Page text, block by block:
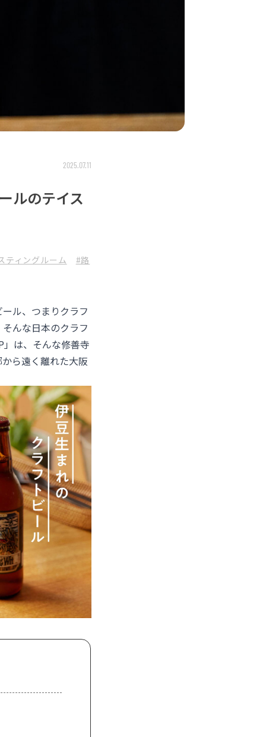
2025.07.11
ルのテイス
ティングルーム #路
ル、つまりクラフ
んな日本のクラフ
」は、そんな修善寺
ら遠く離れた大阪